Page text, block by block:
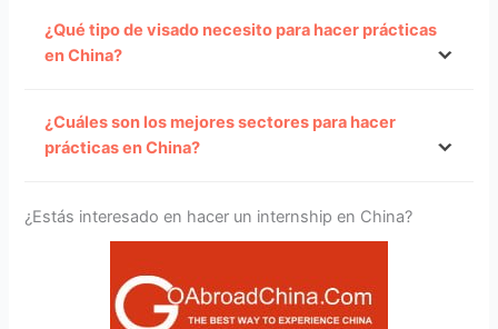
¿Qué tipo de visado necesito para hacer prácticas
en China?
¿Cuáles son los mejores sectores para hacer
prácticas en China?
¿Estás interesado en hacer un internship en China?